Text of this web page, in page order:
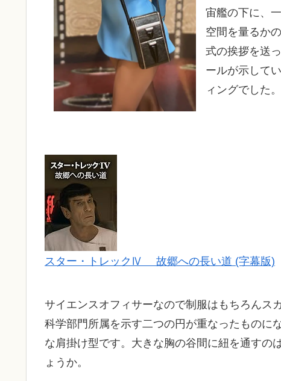
宙艦の下に、
空間を量るか
式の挨拶を送
ールが示して
ィングでした。
スター・トレックⅣ 故郷への長い道 (字幕版)
サイエンスオフィサーなので制服はもちろんス
科学部門所属を示す二つの円が重なったものに
な肩掛け型です。大きな胸の谷間に紐を通すの
ょうか。